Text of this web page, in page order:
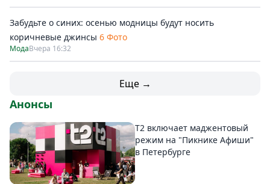
Забудьте о синих: осенью модницы будут носить
коричневые джинсы 6 Фото
МодаВчера 16:32
Еще →
Анонсы
Т2 включает маджентовый
режим на "Пикнике Афиши"
в Петербурге